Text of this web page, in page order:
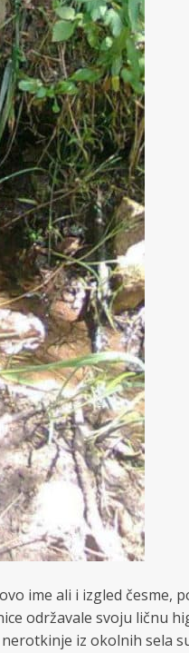
ime ali i izgled
održavale svoju ličnu
iz okolnih sela